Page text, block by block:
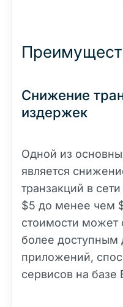
Снижение
издержек
Одной из
является
транзакций в
$5 до менее чем
стоимости может
более доступным
приложений,
сервисов на базе